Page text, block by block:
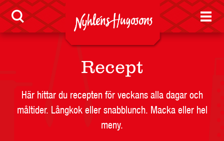
LEVERANTÖR
BUTIKSSIDA
RESTAURANG OCH STORHUSHÅLL
SKOLA
JOBB
PRESS
Recept
Här hittar du recepten för veckans alla dagar och
måltider. Långkok eller snabblunch. Macka eller hel
meny.